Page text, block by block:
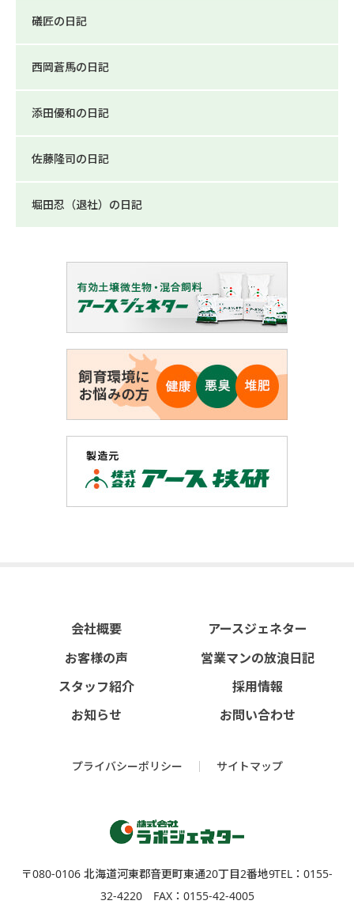
礒匠の日記
西岡蒼馬の日記
添田優和の日記
佐藤隆司の日記
堀田忍（退社）の日記
会社概要
アースジェネター
お客様の声
営業マンの放浪日記
スタッフ紹介
採用情報
お知らせ
お問い合わせ
プライバシーポリシー サイトマップ
〒080-0106 北海道河東郡⾳更町東通20丁⽬2番地9TEL：0155-
32-4220 FAX：0155-42-4005